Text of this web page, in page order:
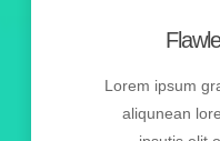
Lorem ipsum
aliqunean